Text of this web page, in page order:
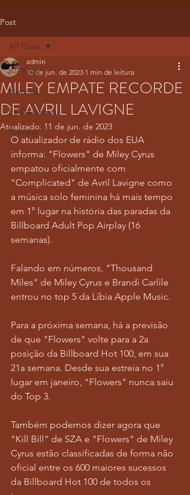
Post
All Posts
Notícias
Fã-Destaque
Eventos
All Posts
MILEY EMPATE RECORDE
DE AVRIL LAVIGNE
admin
10 de jun. de 2023 1 min de leitura
Atualizado: 11 de jun. de 2023
O atualizador de rádio dos EUA
informa: "Flowers" de Miley Cyrus
empatou oficialmente com
"Complicated" de Avril Lavigne como
a música solo feminina há mais tempo
em 1° lugar na história das paradas da
Billboard Adult Pop Airplay (16
semanas).
Falando em números, "Thousand
Miles" de Miley Cyrus e Brandi Carlile
entrou no top 5 da Líbia Apple Music.
Para a próxima semana, há a previsão
de que "Flowers" volte para a 2a
posição da Billboard Hot 100, em sua
21a semana. Desde sua estreia no 1°
lugar em janeiro, "Flowers" nunca saiu
do Top 3.
Também podemos dizer agora que
"Kill Bill" de SZA e "Flowers" de Miley
Cyrus estão classificadas de forma não
oficial entre os 600 maiores sucessos
da Billboard Hot 100 de todos os